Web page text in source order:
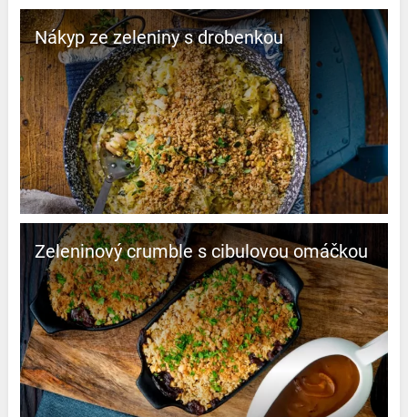
Nákyp ze zeleniny s drobenkou
Zeleninový crumble s cibulovou omáčkou